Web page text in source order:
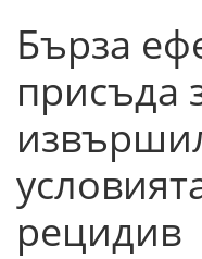
Бърза
присъда
рецидив